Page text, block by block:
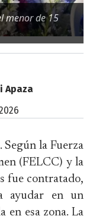
menor de 15
Apaza
Según la Fuerza
(FELCC) y la
fue contratado,
ayudar en un
en esa zona. La